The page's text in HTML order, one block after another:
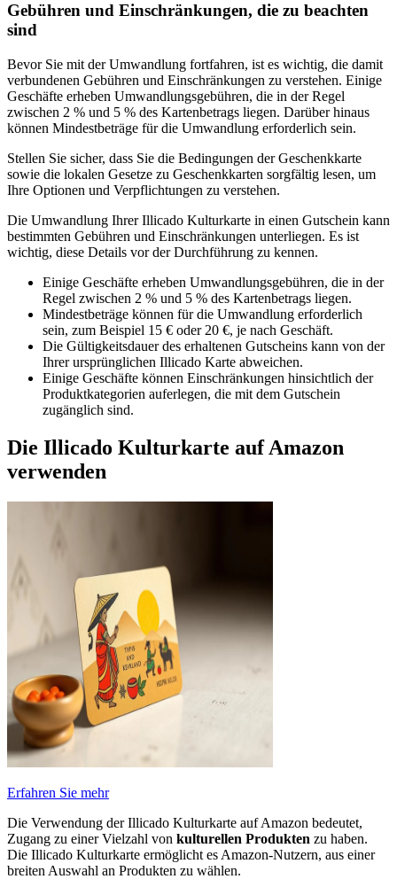
Gebühren und Einschränkungen, die zu beachten
sind
Bevor Sie mit der Umwandlung fortfahren, ist es wichtig, die damit
verbundenen Gebühren und Einschränkungen zu verstehen. Einige
Geschäfte erheben Umwandlungsgebühren, die in der Regel
zwischen 2 % und 5 % des Kartenbetrags liegen. Darüber hinaus
können Mindestbeträge für die Umwandlung erforderlich sein.
Stellen Sie sicher, dass Sie die Bedingungen der Geschenkkarte
sowie die lokalen Gesetze zu Geschenkkarten sorgfältig lesen, um
Ihre Optionen und Verpflichtungen zu verstehen.
Die Umwandlung Ihrer Illicado Kulturkarte in einen Gutschein kann
bestimmten Gebühren und Einschränkungen unterliegen. Es ist
wichtig, diese Details vor der Durchführung zu kennen.
Einige Geschäfte erheben Umwandlungsgebühren, die in der
Regel zwischen 2 % und 5 % des Kartenbetrags liegen.
Mindestbeträge können für die Umwandlung erforderlich
sein, zum Beispiel 15 € oder 20 €, je nach Geschäft.
Die Gültigkeitsdauer des erhaltenen Gutscheins kann von der
Ihrer ursprünglichen Illicado Karte abweichen.
Einige Geschäfte können Einschränkungen hinsichtlich der
Produktkategorien auferlegen, die mit dem Gutschein
zugänglich sind.
Die Illicado Kulturkarte auf Amazon
verwenden
Erfahren Sie mehr
Die Verwendung der Illicado Kulturkarte auf Amazon bedeutet,
Zugang zu einer Vielzahl von kulturellen Produkten zu haben.
Die Illicado Kulturkarte ermöglicht es Amazon-Nutzern, aus einer
breiten Auswahl an Produkten zu wählen.